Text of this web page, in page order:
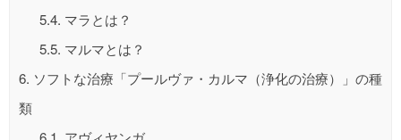
5.4. マラとは？
5.5. マルマとは？
6. ソフトな治療「プールヴァ・カルマ（浄化の治療）」の種
類